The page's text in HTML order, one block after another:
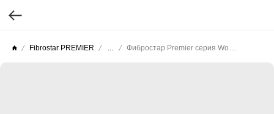
Fibrostar PREMIER ... Фибростар Premier серия Wood (Целлюлоза текстурированная) КС 16 Серый Минерал 3000х200х10мм